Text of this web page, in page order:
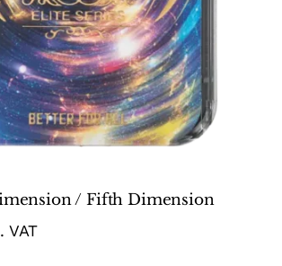
/ Fifth Dimension
VAT
Name*
Email*
Save my name, email, and website
this browser for the next time I